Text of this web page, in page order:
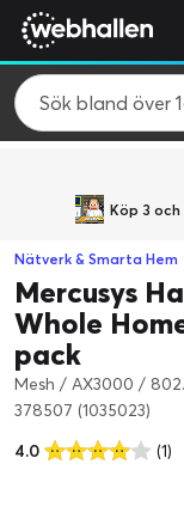
Köp 3
Nätverk & Smarta Hem
Mercusys
Whole
pack
Mesh / AX3000 /
378507 (1035023)
4.0
(1)